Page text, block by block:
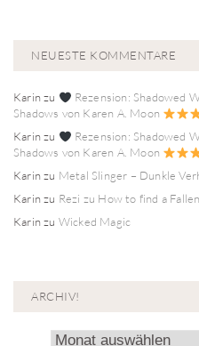
NEUESTE KOMMENTARE
Karinzu
Rezension: Shadowed
Shadows von Karen A. Moon
Karinzu
Rezension: Shadowed
Shadows von Karen A. Moon
Karinzu Metal Slinger – Dunkle
Karinzu Rezi zu How to find a
Karinzu Wicked Magic
ARCHIV!